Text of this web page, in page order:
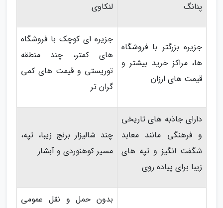
پنانگ لنکاوی
جزیره بزرگتر با فروشگاه
ها، مراکز خرید بیشتر و
قیمت های ارزان
جزیره ای کوچک با فروشگاه
های کمتر، چند منطقه
توریستی و قیمت های کمی
گران تر
دارای جاذبه های تاریخی
و فرهنگی مانند معابد
شگفت انگیز و تپه های
زیبا برای پیاده روی
چند شالیزار برنج زیبا، تپه،
مسیر کوهنوردی و آبشار
بدون حمل و نقل عمومی